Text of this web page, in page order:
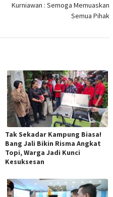
Kurniawan : Semoga Memuaskan
Semua Pihak
Tak Sekadar Kampung Biasa!
Bang Jali Bikin Risma Angkat
Topi, Warga Jadi Kunci
Kesuksesan